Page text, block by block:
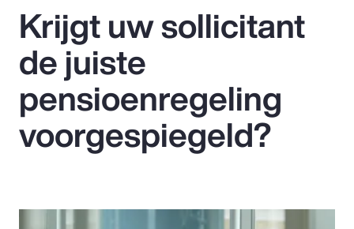
Popular Searches
Insurance
Benefits
Pay Transparency
Parametrics
Krijgt uw sollicitant
de juiste
pensioenregeling
voorgespiegeld?